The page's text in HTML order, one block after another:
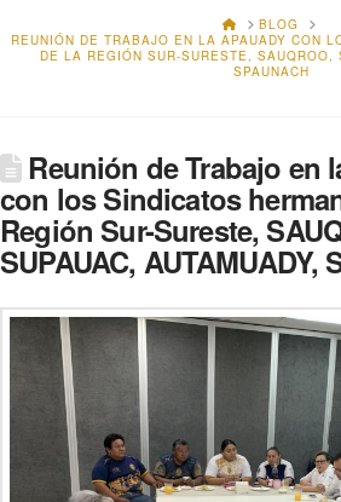
HOMEBLOG
REUNIÓN DE TRABAJO EN LA APAUADY CON
DE LA REGIÓN SUR-SURESTE, SAUQROO,
SPAUNACH
Reunión de Trabajo en
con los Sindicatos
Región Sur-Sureste,
SUPAUAC, AUTAMUADY,